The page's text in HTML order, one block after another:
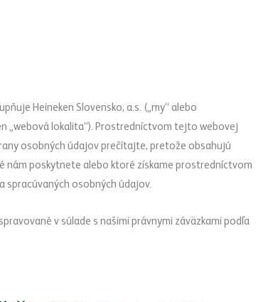
Heineken Slovensko, a.s. („my“ alebo
„webová lokalita“). Prostredníctvom tejto webovej
osobných údajov prečítajte, pretože obsahujú
nám poskytnete alebo ktoré získame prostredníctvom
spracúvaných osobných údajov.
v súlade s našimi právnymi záväzkami podľa